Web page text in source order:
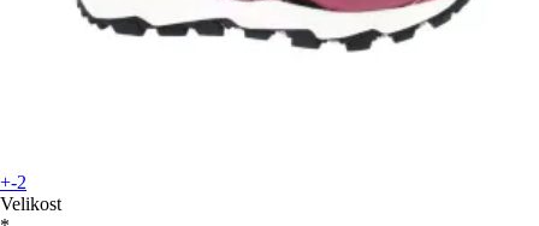
+-2
Velikost